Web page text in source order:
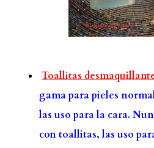
Toallitas
gama para pieles
las uso para la cara.
con toallitas, las uso